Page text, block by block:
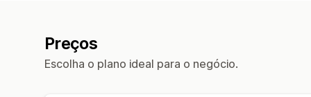
Preços
Escolha o plano ideal para o negócio.